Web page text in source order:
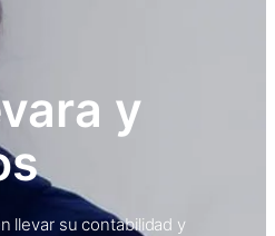
y
llevar su contabilidad y